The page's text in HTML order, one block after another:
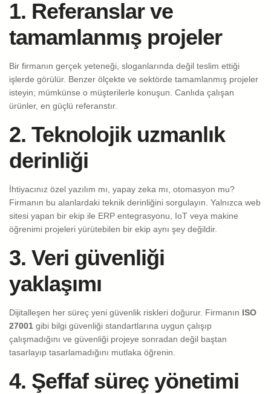
1. Referanslar ve
tamamlanmış projeler
Bir firmanın gerçek yeteneği, sloganlarında değil teslim ettiği
işlerde görülür. Benzer ölçekte ve sektörde tamamlanmış projeler
isteyin; mümkünse o müşterilerle konuşun. Canlıda çalışan
ürünler, en güçlü referanstır.
2. Teknolojik uzmanlık
derinliği
İhtiyacınız özel yazılım mı, yapay zeka mı, otomasyon mu?
Firmanın bu alanlardaki teknik derinliğini sorgulayın. Yalnızca web
sitesi yapan bir ekip ile ERP entegrasyonu, IoT veya makine
öğrenimi projeleri yürütebilen bir ekip aynı şey değildir.
3. Veri güvenliği
yaklaşımı
Dijitalleşen her süreç yeni güvenlik riskleri doğurur. Firmanın ISO
27001 gibi bilgi güvenliği standartlarına uygun çalışıp
çalışmadığını ve güvenliği projeye sonradan değil baştan
tasarlayıp tasarlamadığını mutlaka öğrenin.
4. Şeffaf süreç yönetimi